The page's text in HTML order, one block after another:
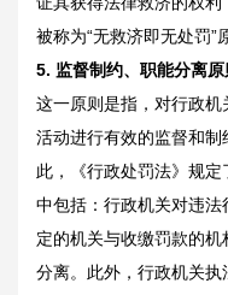
被称为“无救济即无处罚”
5. 监督制约、职能分离原
这一原则是指，对行政
活动进行有效的监督和制
此，《行政处罚法》规
中包括：行政机关对违
定的机关与收缴罚款的
分离。此外，行政机关